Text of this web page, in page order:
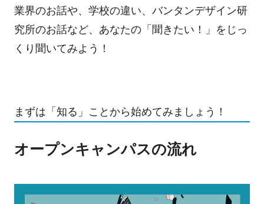
業界のお話や、学校の違い、バンタンデザイン研
究所のお話など、あなたの「聞きたい！」をじっ
くり聞いてみよう！
まずは「知る」ことから始めてみましょう！
オープンキャンパスの流れ